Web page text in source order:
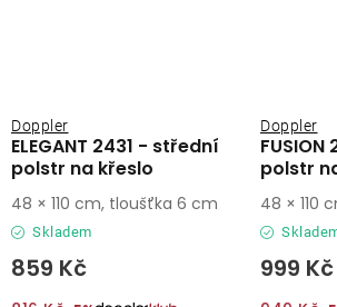
ELEGANT 2431 - střední
polstr na křeslo
Doppler
Skladem
859 Kč
48 × 110 cm, tloušťka 6 cm
polstr
Doppler
999 Kč
48 × 110